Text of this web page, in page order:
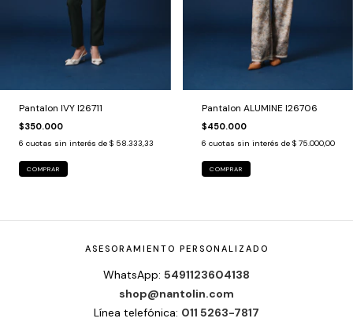
Pantalon IVY I26711
$350.000
6 cuotas sin interés de $ 58.333,33
COMPRAR
Pantalon ALUMINE I26706
$450.000
6 cuotas sin interés de $ 75.000,00
COMPRAR
ASESORAMIENTO PERSONALIZADO
WhatsApp: 5491123604138
shop@nantolin.com
Línea telefónica: 011 5263-7817